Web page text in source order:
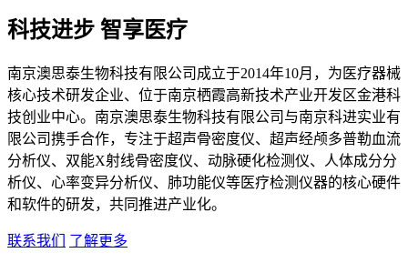
科技进步 智享医疗
南京澳思泰生物科技有限公司成立于2014年10月，为医疗器械
核心技术研发企业、位于南京栖霞高新技术产业开发区金港科
技创业中心。南京澳思泰生物科技有限公司与南京科进实业有
限公司携手合作，专注于超声骨密度仪、超声经颅多普勒血流
分析仪、双能X射线骨密度仪、动脉硬化检测仪、人体成分分
析仪、心率变异分析仪、肺功能仪等医疗检测仪器的核心硬件
和软件的研发，共同推进产业化。
联系我们 了解更多